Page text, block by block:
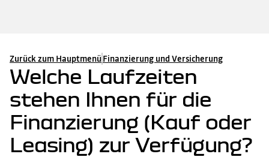
Zurück zum Hauptmenü Finanzierung und Versicherung
Welche Laufzeiten
stehen Ihnen für die
Finanzierung (Kauf oder
Leasing) zur Verfügung?